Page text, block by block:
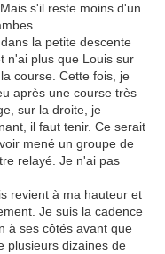
s'il reste moins d'un
la petite descente
n'ai plus que Louis sur
course. Cette fois, je
après une course très
sur la droite, je
il faut tenir. Ce serait
mené un groupe de
relayé. Je n'ai pas
revient à ma hauteur et
Je suis la cadence
à ses côtés avant que
plusieurs dizaines de